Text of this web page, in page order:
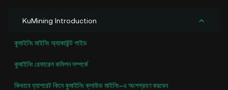
KuMining Introduction
কুমাইনিং মাইনিং অ্যাকাউন্ট গাইড
কুমাইনিং রেফারেল কমিশন সম্পর্কে
কিভাবে হ্যাশরেট কিনে কুমাইনিং ক্লাউড মাইনিং-এ অংশগ্রহণ করবেন